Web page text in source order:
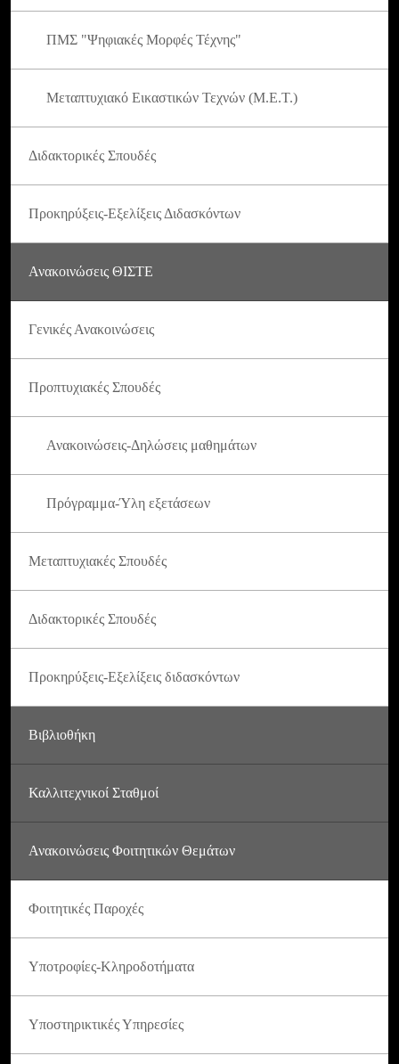
ΠΜΣ "Ψηφιακές Μορφές Τέχνης"
Μεταπτυχιακό Εικαστικών Τεχνών (Μ.Ε.Τ.)
Διδακτορικές Σπουδές
Προκηρύξεις-Εξελίξεις Διδασκόντων
Ανακοινώσεις ΘΙΣΤΕ
Γενικές Ανακοινώσεις
Προπτυχιακές Σπουδές
Ανακοινώσεις-Δηλώσεις μαθημάτων
Πρόγραμμα-Ύλη εξετάσεων
Μεταπτυχιακές Σπουδές
Διδακτορικές Σπουδές
Προκηρύξεις-Εξελίξεις διδασκόντων
Βιβλιοθήκη
Καλλιτεχνικοί Σταθμοί
Ανακοινώσεις Φοιτητικών Θεμάτων
Φοιτητικές Παροχές
Υποτροφίες-Κληροδοτήματα
Υποστηρικτικές Υπηρεσίες